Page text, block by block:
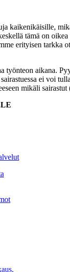
kaikenikäisille,
tämä on
erityisen tarkka
työnteon aikana.
ei voi
mikäli sairastut